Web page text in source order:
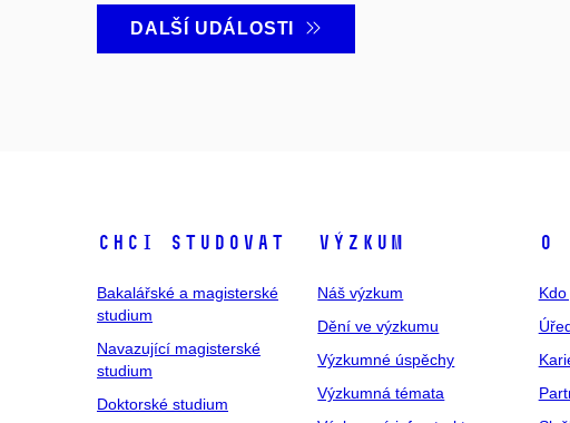
DALŠÍ UDÁLOSTI
Chci studovat
Bakalářské a magisterské
studium
Navazující magisterské
studium
Doktorské studium
Výzkum
Náš výzkum
Dění ve výzkumu
Výzkumné úspěchy
Výzkumná témata